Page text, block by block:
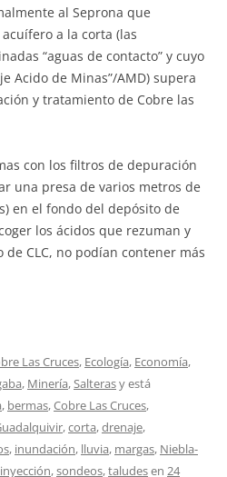
al Seprona que
a la corta (las
“aguas de contacto” y cuyo
Acido de Minas”/AMD) supera
y tratamiento de Cobre las
con los filtros de depuración
una presa de varios metros de
en el fondo del depósito de
los ácidos que rezuman y
CLC, no podían contener más
Las Cruces, Ecología, Economía,
, Minería,Salterasy está
, bermas,Cobre Las Cruces,
,corta,drenaje,
, inundación, lluvia, margas, Niebla-
,sondeos,taludesen 24